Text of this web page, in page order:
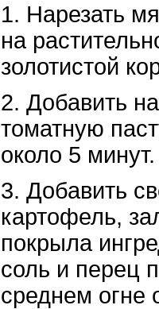
1. Нарезать
на
золотистой
2. Добавить
томатную
около 5 минут.
3. Добавить
картофель,
покрыла
соль и перец
среднем огне